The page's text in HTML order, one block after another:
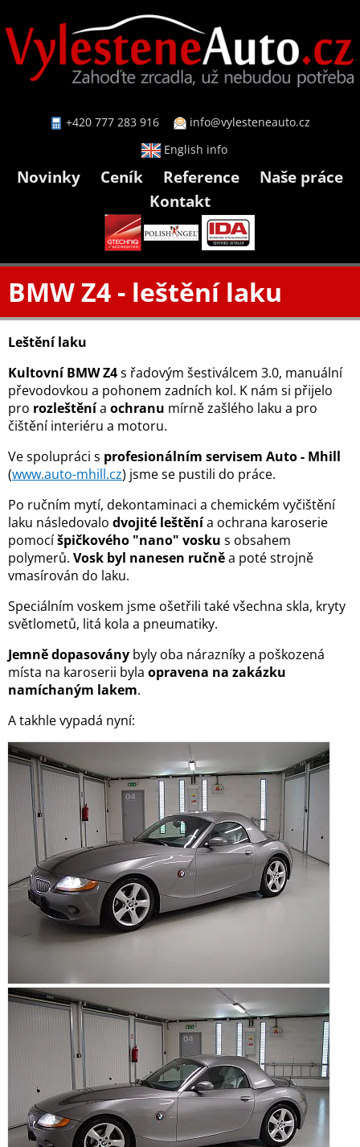
+420 777 283 916
info@vylesteneauto.cz
English info
Novinky Ceník Reference
Naše práce
Kontakt
BMW Z4 - leštění laku
Leštění laku
Kultovní BMW Z4s řadovým šestiválcem 3.0, manuální
převodovkou a pohonem zadních kol. K nám si přijelo
pro rozleštěnía ochranu mírně zašlého laku a pro
čištění interiéru a motoru.
Ve spolupráci s profesionálním servisem Auto - Mhill
(www.auto-mhill.cz) jsme se pustili do práce.
Po ručním mytí, dekontaminaci a chemickém vyčištění
laku následovalo dvojité leštěnía ochrana karoserie
pomocíšpičkového "nano" vosku s obsahem
polymerů. Vosk byl nanesen ručněa poté strojně
vmasírován do laku.
Speciálním voskem jsme ošetřili také všechna skla, kryty
světlometů, litá kola a pneumatiky.
Jemně dopasovány byly oba nárazníky a poškozená
místa na karoserii byla opravena na zakázku
namíchaným lakem.
A takhle vypadá nyní: